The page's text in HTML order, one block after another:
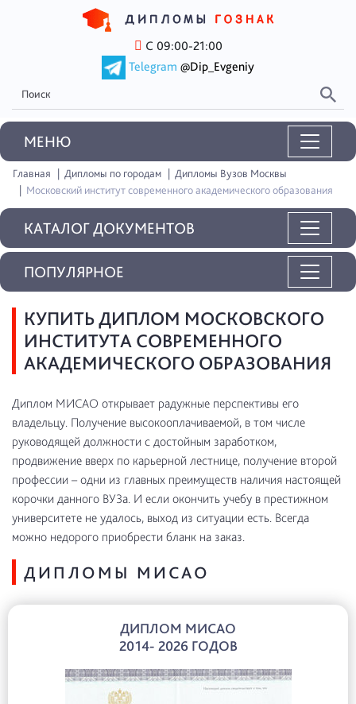
С 09:00-21:00
Telegram @Dip_Evgeniy
MEНЮ
Главная Дипломы по городам
Дипломы Вузов Москвы
Московский институт современного академического образования
КАТАЛОГ ДОКУМЕНТОВ
КУПИТЬ ДИПЛОМ МОСКОВСКОГО
ИНСТИТУТА СОВРЕМЕННОГО
АКАДЕМИЧЕСКОГО ОБРАЗОВАНИЯ
Диплом МИСАО открывает радужные перспективы его
владельцу. Получение высокооплачиваемой, в том числе
руководящей должности с достойным заработком,
продвижение вверх по карьерной лестнице, получение второй
профессии – одни из главных преимуществ наличия настоящей
корочки данного ВУЗа. И если окончить учебу в престижном
университете не удалось, выход из ситуации есть. Всегда
можно недорого приобрести бланк на заказ.
ДИПЛОМЫ МИСАО
ДИПЛОМ МИСАО
2014- 2026 ГОДОВ
ПОПУЛЯРНОЕ